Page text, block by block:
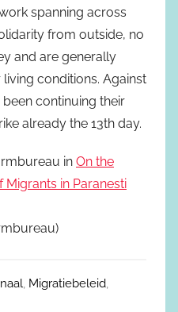
spanning across
from outside, no
and are generally
conditions. Against
continuing their
already the 13th day.
in On the
in Paranesti
, Migratiebeleid,